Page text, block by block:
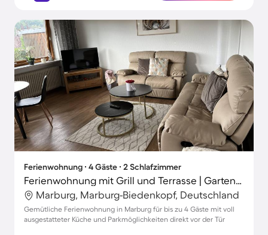
Ferienwohnung ∙ 4 Gäste ∙ 2 Schlafzimmer
Ferienwohnung mit Grill und Terrasse | Gartenblick
Marburg, Marburg-Biedenkopf, Deutschland
Gemütliche Ferienwohnung in Marburg für bis zu 4 Gäste mit voll
ausgestatteter Küche und Parkmöglichkeiten direkt vor der Tür